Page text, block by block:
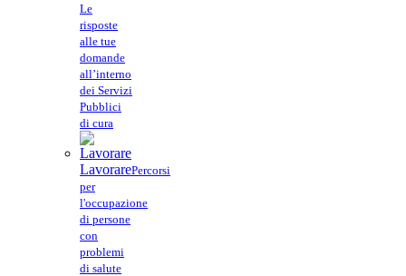
Le
risposte
alle tue
domande
all’interno
dei Servizi
Pubblici
di cura
LavorarePercorsi
per
l'occupazione
di persone
con
problemi
di salute